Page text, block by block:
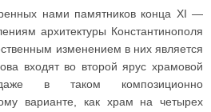
нами памятников конца XI —
архитектуры Константинополя
изменением в них является
входят во второй ярус храмовой
в таком композиционно
варианте, как храм на четырех